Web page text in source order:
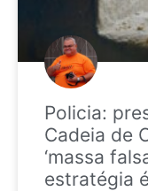
Policia:
Cadeia de
‘massa
estratégia